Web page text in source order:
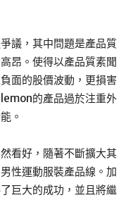
議，其中問題是產品質
昂。使得以產品質素聞
面的股價波動，更損害
的產品過於注重外
。
看好，隨著不斷擴大其
性運動服裝產品線。加
巨大的成功，並且將繼